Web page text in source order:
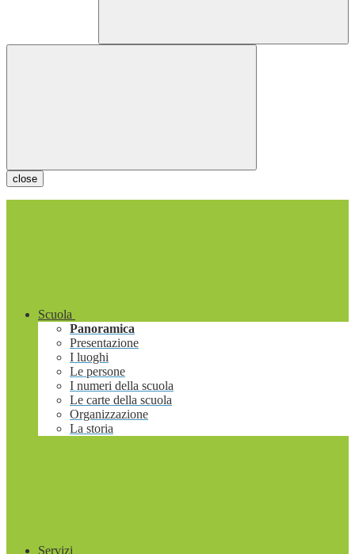
close
Scuola
Panoramica
Presentazione
I luoghi
Le persone
I numeri della scuola
Le carte della scuola
Organizzazione
La storia
Servizi